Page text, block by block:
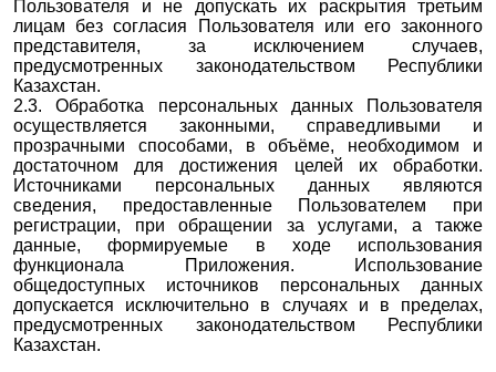
Пользователя и не допускать их раскрытия третьим
лицам без согласия Пользователя или его законного
представителя, за исключением случаев,
предусмотренных законодательством Республики
Казахстан.
2.3. Обработка персональных данных Пользователя
осуществляется законными, справедливыми и
прозрачными способами, в объёме, необходимом и
достаточном для достижения целей их обработки.
Источниками персональных данных являются
сведения, предоставленные Пользователем при
регистрации, при обращении за услугами, а также
данные, формируемые в ходе использования
функционала Приложения. Использование
общедоступных источников персональных данных
допускается исключительно в случаях и в пределах,
предусмотренных законодательством Республики
Казахстан.